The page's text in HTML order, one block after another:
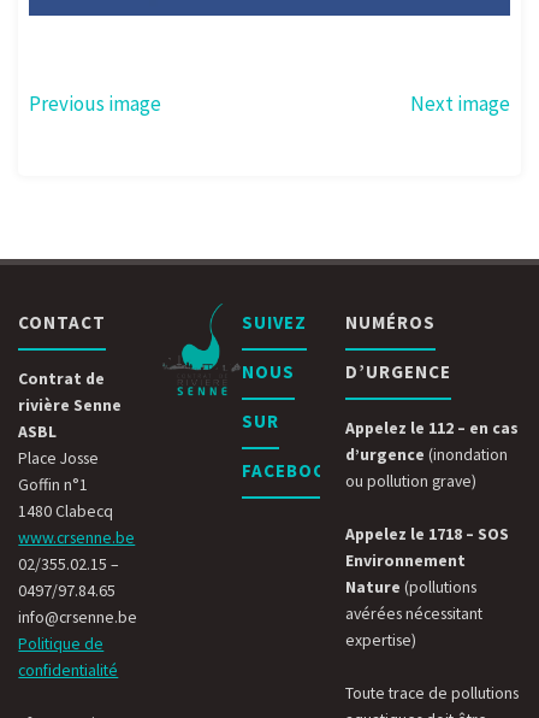
Previous image Next image
CONTACT
Contrat de
rivière Senne
ASBL
Place Josse
Goffin n°1
1480 Clabecq
www.crsenne.be
02/355.02.15 –
0497/97.84.65
info@crsenne.be
Politique de
confidentialité
SUIVEZ
NOUS
SUR
FACEBOOK
NUMÉROS
D’URGENCE
Appelez le 112 – en cas
d’urgence (inondation
ou pollution grave)
Appelez le 1718 – SOS
Environnement
Nature (pollutions
avérées nécessitant
expertise)
Toute trace de pollutions